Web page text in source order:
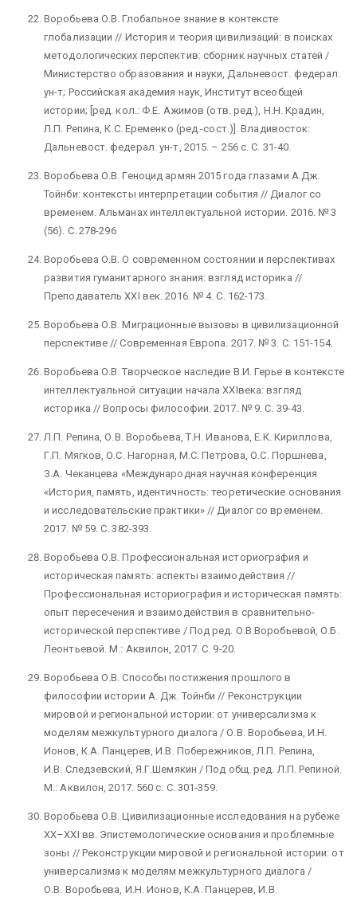
Воробьева О.В. Глобальное знание в контексте
глобализации // История и теория цивилизаций: в поисках
методологических перспектив: сборник научных статей /
Министерство образования и науки, Дальневост. федерал.
ун-т; Российская академия наук, Институт всеобщей
истории; [ред. кол.: Ф.Е. Ажимов (отв. ред.), Н.Н. Крадин,
Л.П. Репина, К.С. Еременко (ред.-сост.)]. Владивосток:
Дальневост. федерал. ун-т, 2015. – 256 с. С. 31-40.
Воробьева О.В. Геноцид армян 2015 года глазами А.Дж.
Тойнби: контексты интерпретации события // Диалог со
временем. Альманах интеллектуальной истории. 2016. № 3
(56). С. 278-296
Воробьева О.В. О современном состоянии и перспективах
развития гуманитарного знания: взгляд историка //
Преподаватель XXI век. 2016. № 4. С. 162-173.
Воробьева О.В. Миграционные вызовы в цивилизационной
перспективе // Современная Европа. 2017. № 3. С. 151-154.
Воробьева О.В. Творческое наследие В.И. Герье в контексте
интеллектуальной ситуации начала XXIвека: взгляд
историка // Вопросы философии. 2017. № 9. C. 39-43.
Л.П. Репина, О.В. Воробьева, Т.Н. Иванова, Е.К. Кириллова,
Г.П. Мягков, О.С. Нагорная, М.С. Петрова, О.С. Поршнева,
З.А. Чеканцева «Международная научная конференция
«История, память, идентичность: теоретические основания
и исследовательские практики» // Диалог со временем.
2017. № 59. С. 382-393.
Воробьева О.В. Профессиональная историография и
историческая память: аспекты взаимодействия //
Профессиональная историография и историческая память:
опыт пересечения и взаимодействия в сравнительно-
исторической перспективе / Под ред. О.В.Воробьевой, О.Б.
Леонтьевой. М.: Аквилон, 2017. С. 9-20.
Воробьева О.В. Способы постижения прошлого в
философии истории А. Дж. Тойнби // Реконструкции
мировой и региональной истории: от универсализма к
моделям межкультурного диалога / О.В. Воробьева, И.Н.
Ионов, К.А. Панцерев, И.В. Побережников, Л.П. Репина,
И.В. Следзевский, Я.Г.Шемякин / Под общ. ред. Л.П. Репиной.
М.: Аквилон, 2017. 560 c. С. 301-359.
Воробьева О.В. Цивилизационные исследования на рубеже
XX–XXI вв. Эпистемологические основания и проблемные
зоны // Реконструкции мировой и региональной истории: от
универсализма к моделям межкультурного диалога /
О.В. Воробьева, И.Н. Ионов, К.А. Панцерев, И.В.